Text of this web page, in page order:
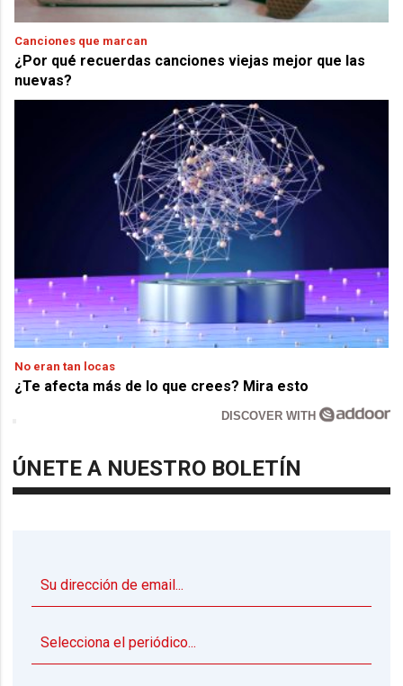
Canciones que marcan
¿Por qué recuerdas canciones viejas mejor que las
nuevas?
No eran tan locas
¿Te afecta más de lo que crees? Mira esto
DISCOVER WITH
ÚNETE A NUESTRO BOLETÍN